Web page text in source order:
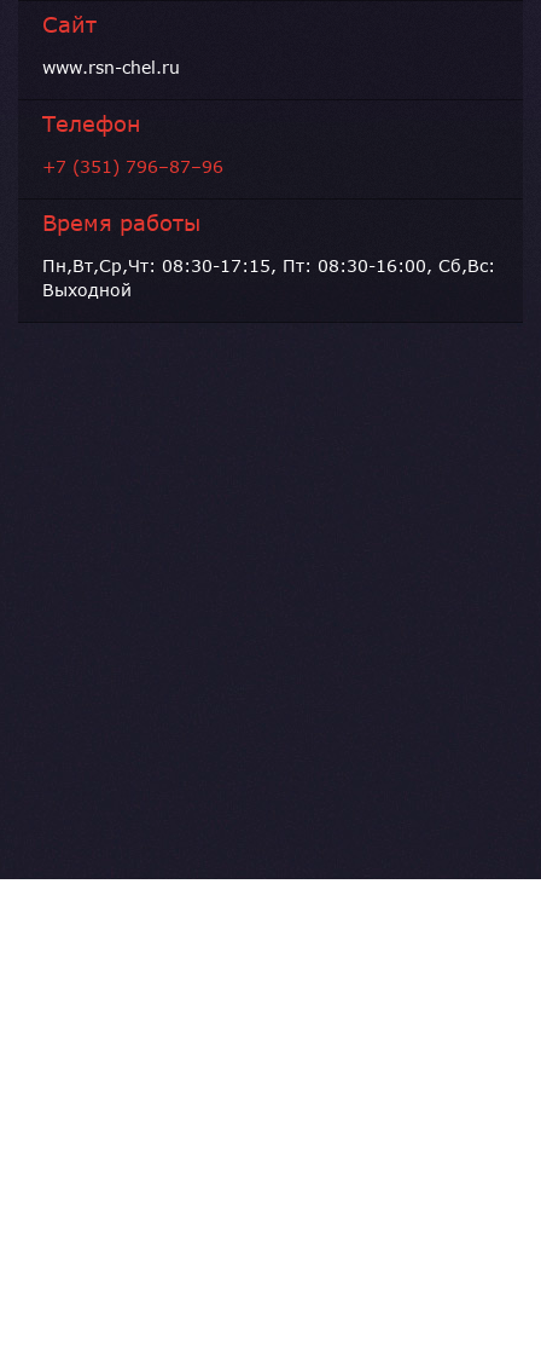
Сайт
www.rsn-chel.ru
Телефон
+7 (351) 796–87–96
Время работы
Пн,Вт,Ср,Чт: 08:30-17:15, Пт: 08:30-16:00, Сб,Вс:
Выходной